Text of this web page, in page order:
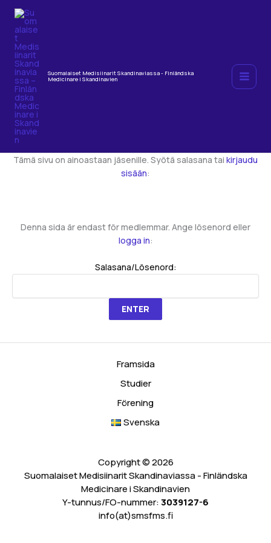
Hoppa
innehåll
Suomalaiset Medisiinarit Skandinaviassa - Finländska
Medicinare i Skandinavien
Tämä sivu on ainoastaan jäsenille. Syötä salasana tai kirjaudu
sisään:
Denna sida är endast för medlemmar. Ange lösenord eller
logga in:
Salasana/Lösenord:
Framsida
Studier
Förening
Svenska
Copyright © 2026
Suomalaiset Medisiinarit Skandinaviassa - Finländska
Medicinare i Skandinavien
Y-tunnus/FO-nummer:3039127-6
info(at)smsfms.fi